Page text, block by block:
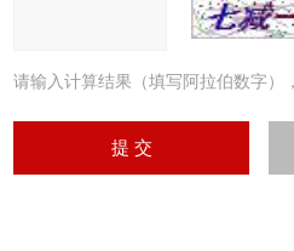
请输入计算结果（填写阿拉伯数字）